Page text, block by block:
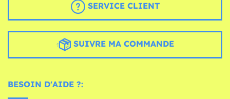
SERVICE CLIENT
SUIVRE MA COMMANDE
BESOIN D'AIDE ?: